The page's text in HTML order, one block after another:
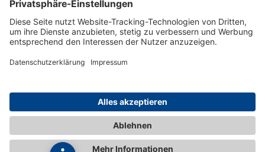
Privatsphäre und
Interne Meldestelle
und Reiseclub